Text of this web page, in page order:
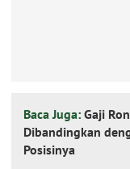
Baca Juga: Gaji
Dibandingkan
Posisinya